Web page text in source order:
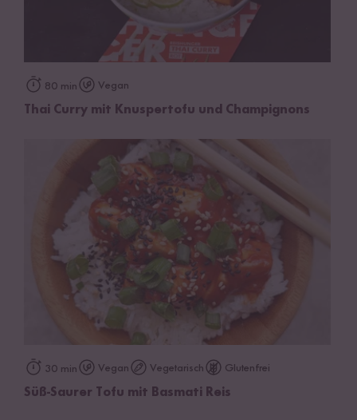
80 min Vegan
Thai Curry mit Knuspertofu und Champignons
30 min Vegan Vegetarisch Glutenfrei
Süß-Saurer Tofu mit Basmati Reis